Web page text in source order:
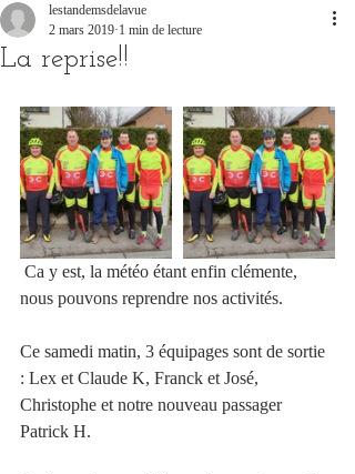
La reprise!!
lestandemsdelavue
2 mars 2019 1 min de lecture
nous pouvons reprendre nos activités.
Ce samedi matin, 3 équipages sont de sortie
: Lex et Claude K, Franck et José,
Christophe et notre nouveau passager
Patrick H.